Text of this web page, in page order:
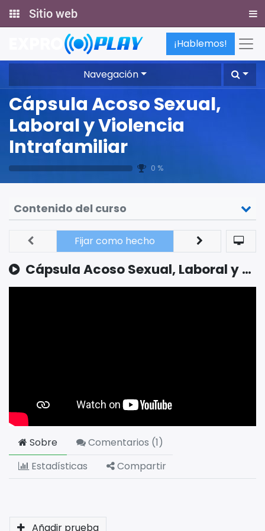
Sitio web
¡Hablemos!
Navegación
Cápsula Acoso Sexual,
Laboral y Violencia
Intrafamiliar
0 %
Contenido del curso
Cápsula Acoso Sexual, Laboral y Violencia Intrafamiliar
Fijar como hecho
Sobre Comentarios (1)
Estadísticas
Compartir
Añadir prueba